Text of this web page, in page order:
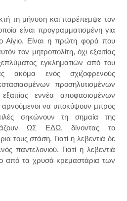
τη μήνυση και παρέπεμψε τον
είναι προγραμματισμένη για
Αίγιο. Είναι η πρώτη φορά που
τον μητροπολίτη, όχι εξαιτίας
εγκληματιών από του
ακόμα ενός σχιζοφρενούς
προσηλυτισμένων
εννέα αποφασισμένων
να υποκύψουν μπρος
σηκώνουν τη σημαία της
ΩΣ ΕΔΩ, δίνοντας το
τους στάση. Γιατί η λεβεντιά δε
παντελονιού. Γιατί η λεβεντιά
από τα χρυσά κρεμαστάρια των